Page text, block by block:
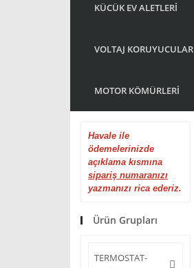
KÜCÜK EV ALETLERİ
VOLTAJ KORUYUCULAR
MOTOR KÖMÜRLERİ
Havale ile
ödemelerinizde
açıklama kısmına
sipariş numaranızı
yazmanızı rica ederiz.
Ürün Grupları
TERMOSTAT-